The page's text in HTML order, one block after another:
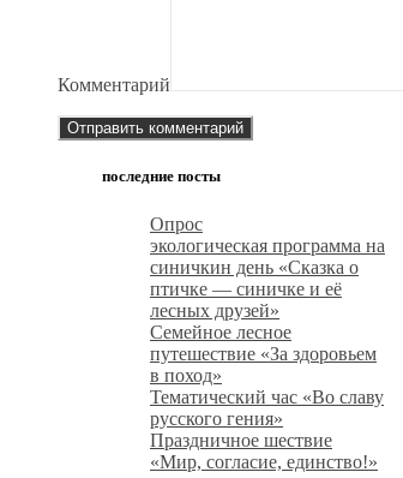
Комментарий
последние посты
Опрос
экологическая программа на
синичкин день «Сказка о
птичке — синичке и её
лесных друзей»
Семейное лесное
путешествие «За здоровьем
в поход»
Тематический час «Во славу
русского гения»
Праздничное шествие
«Мир, согласие, единство!»